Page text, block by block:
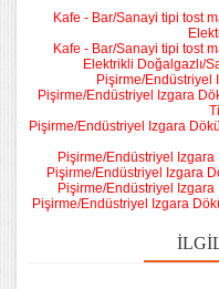
Kafe - Bar/Sanayi tipi tost
Kafe - Bar/Sanayi tipi tost
Elektrikli Doğalgazlı/
Pişirme/Endüstriyel
Pişirme/Endüstriyel Izgara
Pişirme/Endüstriyel Izgara
Pişirme/Endüstriyel Izgara
Pişirme/Endüstriyel Izgara
Pişirme/Endüstriyel
Pişirme/Endüstriyel Izgara